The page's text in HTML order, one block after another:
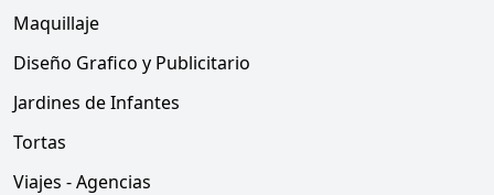
Maquillaje
Diseño Grafico y Publicitario
Jardines de Infantes
Tortas
Viajes - Agencias